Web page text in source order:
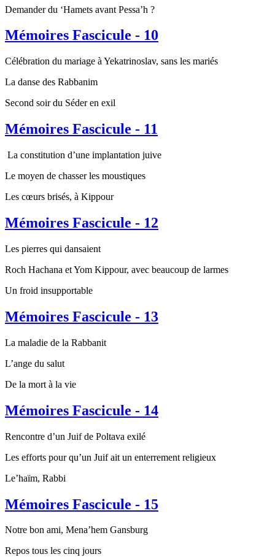
Demander du ‘Hamets avant Pessa’h ?
Mémoires Fascicule - 10
Célébration du mariage à Yekatrinoslav, sans les mariés
La danse des Rabbanim
Second soir du Séder en exil
Mémoires Fascicule - 11
La constitution d’une implantation juive
Le moyen de chasser les moustiques
Les cœurs brisés, à Kippour
Mémoires Fascicule - 12
Les pierres qui dansaient
Roch Hachana et Yom Kippour, avec beaucoup de larmes
Un froid insupportable
Mémoires Fascicule - 13
La maladie de la Rabbanit
L’ange du salut
De la mort à la vie
Mémoires Fascicule - 14
Rencontre d’un Juif de Poltava exilé
Les efforts pour qu’un Juif ait un enterrement religieux
Le’haïm, Rabbi
Mémoires Fascicule - 15
Notre bon ami, Mena’hem Gansburg
Repos tous les cinq jours